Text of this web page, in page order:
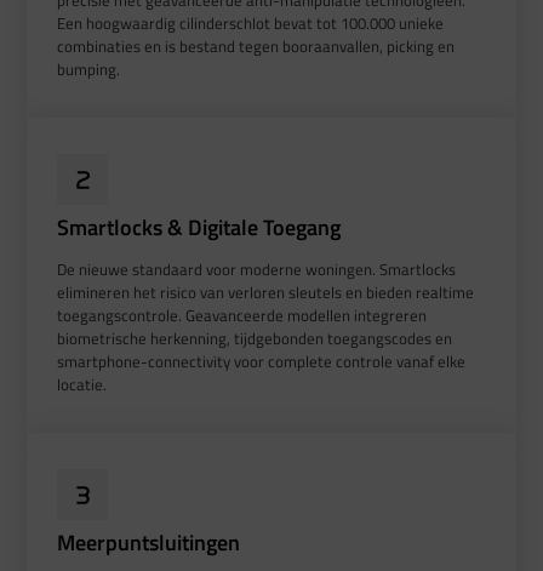
Een hoogwaardig cilinderschlot bevat tot 100.000 unieke
combinaties en is bestand tegen booraanvallen, picking en
bumping.
Smartlocks & Digitale Toegang
De nieuwe standaard voor moderne woningen. Smartlocks
elimineren het risico van verloren sleutels en bieden realtime
toegangscontrole. Geavanceerde modellen integreren
biometrische herkenning, tijdgebonden toegangscodes en
smartphone-connectivity voor complete controle vanaf elke
locatie.
Meerpuntsluitingen